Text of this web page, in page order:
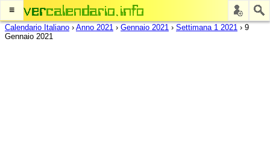
≡
Calendario Italiano › Anno 2021 › Gennaio 2021 › Settimana 1 2021 › 9
Gennaio 2021